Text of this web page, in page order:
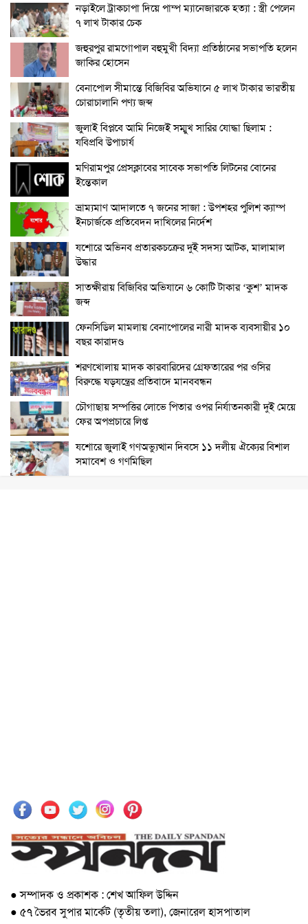
নড়াইলে ট্রাকচাপা দিয়ে পাম্প ম্যানেজারকে হত্যা : স্ত্রী পেলেন
৭ লাখ টাকার চেক
জহুরপুর রামগোপাল বহুমুখী বিদ্যা প্রতিষ্ঠানের সভাপতি হলেন
জাকির হোসেন
বেনাপোল সীমান্তে বিজিবির অভিযানে ৫ লাখ টাকার ভারতীয়
চোরাচালানি পণ্য জব্দ
জুলাই বিপ্লবে আমি নিজেই সম্মুখ সারির যোদ্ধা ছিলাম :
যবিপ্রবি উপাচার্য
মণিরামপুর প্রেসক্লাবের সাবেক সভাপতি লিটনের বোনের
ইন্তেকাল
ভ্রাম্যমাণ আদালতে ৭ জনের সাজা : উপশহর পুলিশ ক্যাম্প
ইনচার্জকে প্রতিবেদন দাখিলের নির্দেশ
যশোরে অভিনব প্রতারকচক্রের দুই সদস্য আটক, মালামাল
উদ্ধার
সাতক্ষীরায় বিজিবির অভিযানে ৬ কোটি টাকার ‘কুশ’ মাদক
জব্দ
ফেনসিডিল মামলায় বেনাপোলের নারী মাদক ব্যবসায়ীর ১০
বছর কারাদণ্ড
শরণখোলায় মাদক কারবারিদের গ্রেফতারের পর ওসির
বিরুদ্ধে ষড়যন্ত্রের প্রতিবাদে মানববন্ধন
চৌগাছায় সম্পত্তির লোভে পিতার ওপর নির্যাতনকারী দুই মেয়ে
ফের অপপ্রচারে লিপ্ত
যশোরে জুলাই গণঅভ্যুত্থান দিবসে ১১ দলীয় ঐক্যের বিশাল
সমাবেশ ও গণমিছিল
● সম্পাদক ও প্রকাশক : শেখ আফিল উদ্দিন
● ৫৭ ভৈরব সুপার মার্কেট (তৃতীয় তলা), জেনারেল হাসপাতাল